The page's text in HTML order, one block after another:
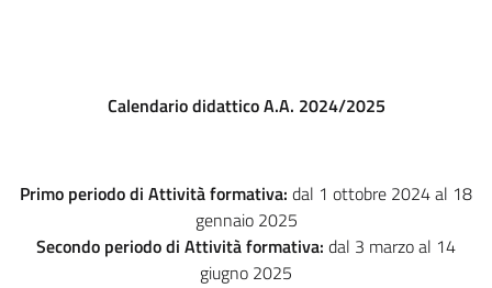
Calendario didattico A.A. 2024/2025
Primo periodo di Attività formativa: dal 1 ottobre 2024 al 18
gennaio 2025
Secondo periodo di Attività formativa: dal 3 marzo al 14
giugno 2025